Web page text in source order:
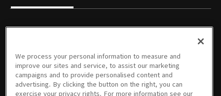
1회
01/22/2024 • 1시간
2회
01/29/2024 • 1시간
3회
02/05/2024 • 1시간 1분
4회
02/19/2024 • 1시간 1분
5회
02/26/2024 • 1시간 5분
We process your personal information to measure and
improve our sites and service, to assist our marketing
campaigns and to provide personalised content and
advertising. By clicking the button on the right, you can
exercise your privacy rights. For more information see our